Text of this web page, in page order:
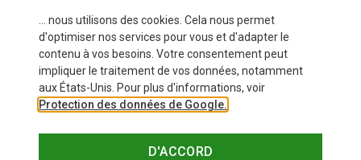
... nous utilisons des cookies. Cela nous permet
d'optimiser nos services pour vous et d'adapter le
contenu à vos besoins. Votre consentement peut
impliquer le traitement de vos données, notamment
aux États-Unis. Pour plus d'informations, voir
Protection des données de Google.
D'ACCORD